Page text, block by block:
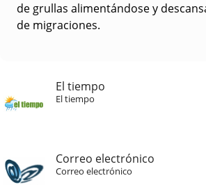
de grullas alimentándose y
de migraciones.
El tiempo
El tiempo
Correo electrónico
Correo electrónico